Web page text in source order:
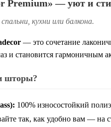
Premium» — уют и
кухни или балкона.
— это сочетание
и становится гармоничным
шторы?
100% износостойкий
так, как удобно вам — на